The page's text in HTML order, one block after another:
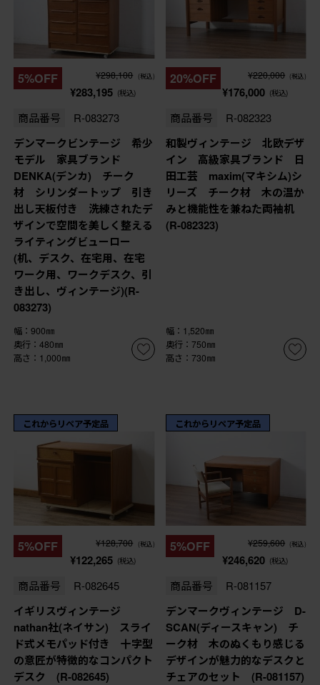
5%OFF ¥298,100 (税込)
¥283,195 (税込)
商品番号 R-083273
デンマークビンテージ 希少
モデル 家具ブランド
DENKA(デンカ) チーク
材 シリンダートップ 引き
出し天板付き 洗練されたデ
ザインで空間を美しく整える
ライティングビューロー
(机、デスク、在宅用、在宅
ワーク用、ワークデスク、引
き出し、ヴィンテージ)(R-
083273)
幅：900㎜
奥行：480㎜
高さ：1,000㎜
20%OFF ¥220,000 (税込)
¥176,000 (税込)
商品番号 R-082323
和製ヴィンテージ 北欧デザ
イン 高級家具ブランド 日
田工芸 maxim(マキシム)シ
リーズ チーク材 木の温か
みと機能性を兼ねた両袖机
(R-082323)
幅：1,520㎜
奥行：750㎜
高さ：730㎜
これからリペア予定品
5%OFF ¥128,700 (税込)
¥122,265 (税込)
商品番号 R-082645
イギリスヴィンテージ
nathan社(ネイサン) スライ
ド式メモパッド付き 十字型
の意匠が特徴的なコンパクト
デスク (R-082645)
これからリペア予定品
5%OFF ¥259,600 (税込)
¥246,620 (税込)
商品番号 R-081157
デンマークヴィンテージ D-
SCAN(ディースキャン) チ
ーク材 木のぬくもり感じる
デザインが魅力的なデスクと
チェアのセット (R-081157)